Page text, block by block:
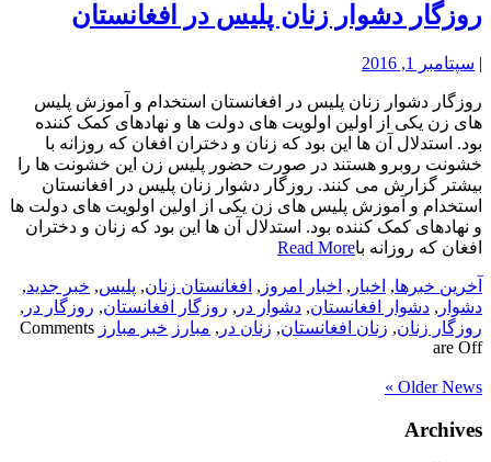
روزگار دشوار زنان پلیس در افغانستان
| سپتامبر 1, 2016
روزگار دشوار زنان پلیس در افغانستان استخدام و آموزش پلیس
های زن یکی از اولین اولویت های دولت ها و نهادهای کمک کننده
بود. استدلال آن ها این بود که زنان و دختران افغان که روزانه با
خشونت روبرو هستند در صورت حضور پلیس زن این خشونت ها را
بیشتر گزارش می کنند. روزگار دشوار زنان پلیس در افغانستان
استخدام و آموزش پلیس های زن یکی از اولین اولویت های دولت ها
و نهادهای کمک کننده بود. استدلال آن ها این بود که زنان و دختران
افغان که روزانه باRead More
آخرین خبرها, اخبار , اخبار امروز , افغانستان زنان, پلیس, خبر جدید,
دشوار , دشوار افغانستان, دشوار در , روزگار افغانستان, روزگار در ,
روزگار زنان, زنان افغانستان, زنان در , مبارز خبر مبارز Comments
are Off
Older News »
Archives